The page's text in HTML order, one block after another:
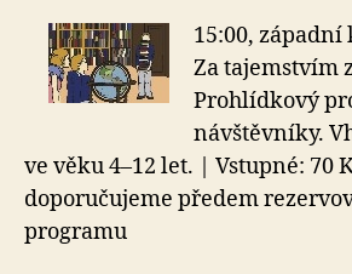
15:00, západní
Za tajemstvím
Prohlídkový
návštěvníky.
ve věku 4–12 let. | Vstupné: 70
doporučujeme předem
programu